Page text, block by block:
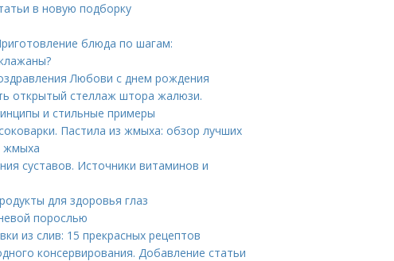
в новую подборку
блюда по шагам:
Любови с днем рождения
открытый стеллаж штора жалюзи.
и стильные примеры
Пастила из жмыха: обзор лучших
жмыха
суставов. Источники витаминов и
для здоровья глаз
порослью
из слив: 15 прекрасных рецептов
консервирования. Добавление статьи